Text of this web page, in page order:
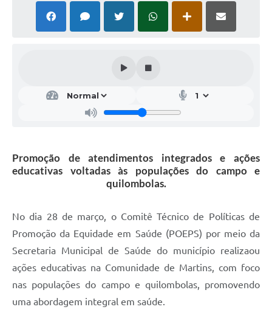
Promoção de atendimentos integrados e ações
educativas voltadas às populações do campo e
quilombolas.
No dia 28 de março, o Comitê Técnico de Políticas de
Promoção da Equidade em Saúde (POEPS) por meio da
Secretaria Municipal de Saúde do município realizaou
ações educativas na Comunidade de Martins, com foco
nas populações do campo e quilombolas, promovendo
uma abordagem integral em saúde.